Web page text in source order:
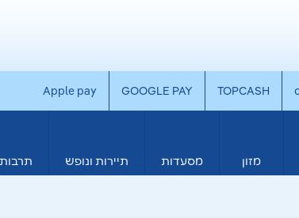
TOPCASH
GOOGLE PAY
Apple pay
מזון מסעדות תיירות ונופש תרבות